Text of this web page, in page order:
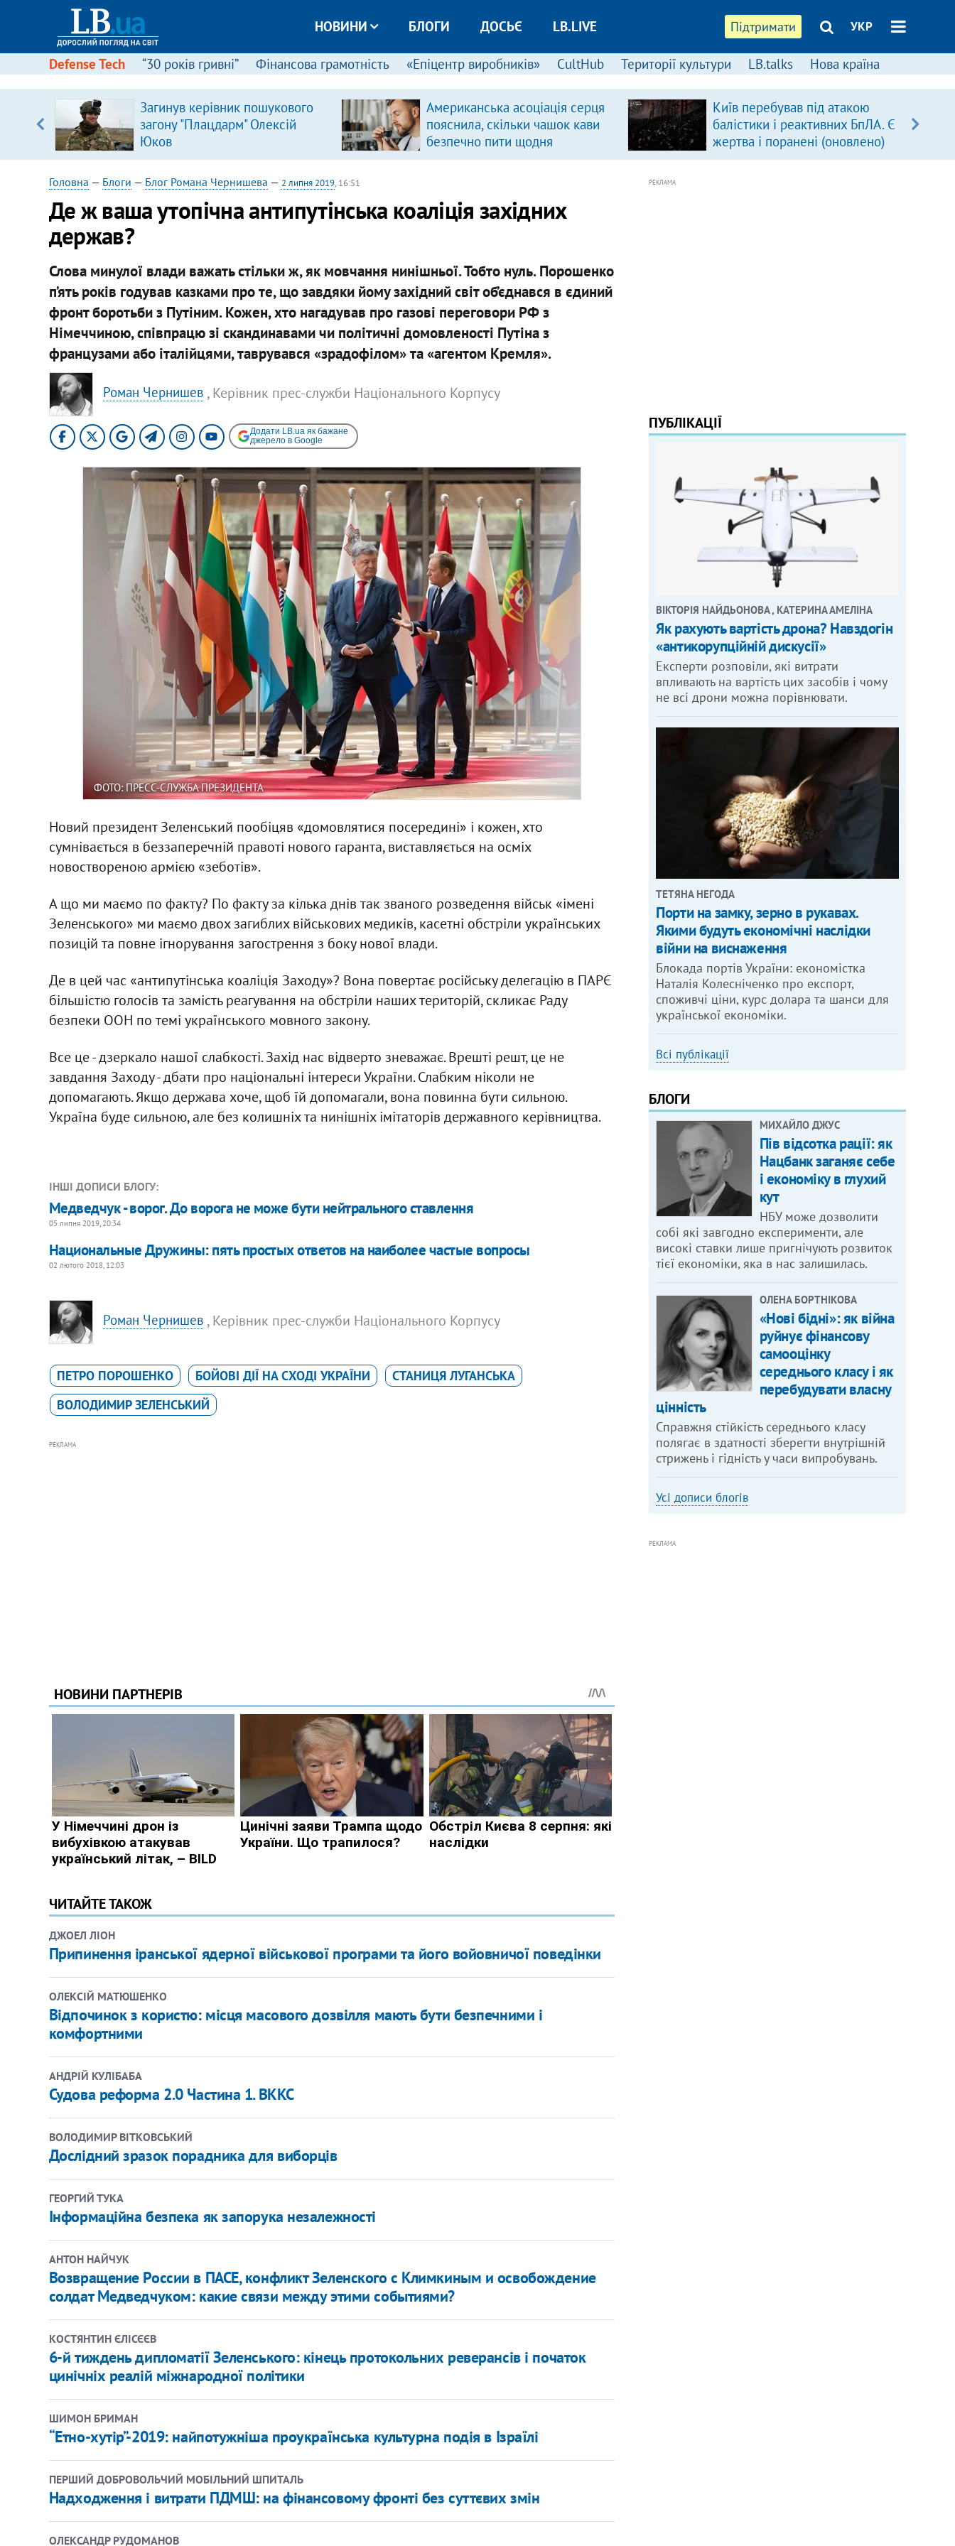
Підтримати УКР
НОВИНИ БЛОГИ ДОСЬЄ LB.LIVE
Defense Tech “30 років гривні” Фінансова грамотність «Епіцентр виробників» CultHub Території культури LB.talks Нова країна
Загинув керівник пошукового
загону "Плацдарм" Олексій
Юков
Американська асоціація серця
пояснила, скільки чашок кави
безпечно пити щодня
Київ перебував під атакою
балістики і реактивних БпЛА. Є
жертва і поранені (оновлено)
Головна — Блоги — Блог Романа Чернишева — 2 липня 2019, 16:51
Де ж ваша утопічна антипутінська коаліція західних
держав?
Слова минулої влади важать стільки ж, як мовчання нинішньої. Тобто нуль. Порошенко
п’ять років годував казками про те, що завдяки йому західний світ об’єднався в єдиний
фронт боротьби з Путіним. Кожен, хто нагадував про газові переговори РФ з
Німеччиною, співпрацю зі скандинавами чи політичні домовленості Путіна з
французами або італійцями, таврувався «зрадофілом» та «агентом Кремля».
Роман Чернишев , Керівник прес-служби Національного Корпусу
Додати LB.ua як бажане
джерело в Google
ФОТО: ПРЕСС-СЛУЖБА ПРЕЗИДЕНТА
Новий президент Зеленський пообіцяв «домовлятися посередині» і кожен, хто
сумнівається в беззаперечній правоті нового гаранта, виставляється на осміх
новоствореною армією «зеботів».
А що ми маємо по факту? По факту за кілька днів так званого розведення військ «імені
Зеленського» ми маємо двох загиблих військових медиків, касетні обстріли українських
позицій та повне ігнорування загострення з боку нової влади.
Де в цей час «антипутінська коаліція Заходу»? Вона повертає російську делегацію в ПАРЄ
більшістю голосів та замість реагування на обстріли наших територій, скликає Раду
безпеки ООН по темі українського мовного закону.
Все це - дзеркало нашої слабкості. Захід нас відверто зневажає. Врешті решт, це не
завдання Заходу - дбати про національні інтереси України. Слабким ніколи не
допомагають. Якщо держава хоче, щоб їй допомагали, вона повинна бути сильною.
Україна буде сильною, але без колишніх та нинішніх імітаторів державного керівництва.
ІНШІ ДОПИСИ БЛОГУ:
Медведчук - ворог. До ворога не може бути нейтрального ставлення
05 липня 2019, 20:34
Национальные Дружины: пять простых ответов на наиболее частые вопросы
02 лютого 2018, 12:03
Роман Чернишев , Керівник прес-служби Національного Корпусу
ПЕТРО ПОРОШЕНКО БОЙОВІ ДІЇ НА СХОДІ УКРАЇНИ
СТАНИЦЯ ЛУГАНСЬКА
ВОЛОДИМИР ЗЕЛЕНСЬКИЙ
РЕКЛАМА
ЧИТАЙТЕ ТАКОЖ
ДЖОЕЛ ЛІОН
​Припинення іранської ядерної військової програми та його войовничої поведінки
ОЛЕКСІЙ МАТЮШЕНКО
Відпочинок з користю: місця масового дозвілля мають бути безпечними і
комфортними
АНДРІЙ КУЛІБАБА
Судова реформа 2.0 Частина 1. ВККС
ВОЛОДИМИР ВІТКОВСЬКИЙ
Дослідний зразок порадника для виборців
ГЕОРГИЙ ТУКА
Інформаційна безпека як запорука незалежності
АНТОН НАЙЧУК
Возвращение России в ПАСЕ, конфликт Зеленского с Климкиным и освобождение
солдат Медведчуком: какие связи между этими событиями?
КОСТЯНТИН ЄЛІСЄЄВ
6-й тиждень дипломатії Зеленського: кінець протокольних реверансів і початок
цинічніх реалій міжнародної політики
ШИМОН БРИМАН
“Етно-хутір”-2019: найпотужніша проукраїнська культурна подія в Ізраїлі
ПЕРШИЙ ДОБРОВОЛЬЧИЙ МОБІЛЬНИЙ ШПИТАЛЬ
Надходження і витрати ПДМШ: на фінансовому фронті без суттєвих змін
ОЛЕКСАНДР РУДОМАНОВ
РЕКЛАМА
ПУБЛІКАЦІЇ
ВІКТОРІЯ НАЙДЬОНОВА , КАТЕРИНА АМЕЛІНА
Як рахують вартість дрона? Навздогін
«антикорупційній дискусії»
Експерти розповіли, які витрати
впливають на вартість цих засобів і чому
не всі дрони можна порівнювати.
ТЕТЯНА НЕГОДА
Порти на замку, зерно в рукавах.
Якими будуть економічні наслідки
війни на виснаження
Блокада портів України: економістка
Наталія Колесніченко про експорт,
споживчі ціни, курс долара та шанси для
української економіки.
Всі публікації
БЛОГИ
МИХАЙЛО ДЖУС
Пів відсотка рації: як
Нацбанк заганяє себе
і економіку в глухий
кут
НБУ може дозволити
собі які завгодно експерименти, але
високі ставки лише пригнічують розвиток
тієї економіки, яка в нас залишилась.
ОЛЕНА БОРТНІКОВА
«Нові бідні»: як війна
руйнує фінансову
самооцінку
середнього класу і як
перебудувати власну
цінність
Справжня стійкість середнього класу
полягає в здатності зберегти внутрішній
стрижень і гідність у часи випробувань.
Усі дописи блогів
РЕКЛАМА